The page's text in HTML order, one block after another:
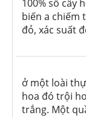
100% số cây
biến a chiếm
đỏ, xác suất
ở một loài
hoa đó trội
trắng. Một